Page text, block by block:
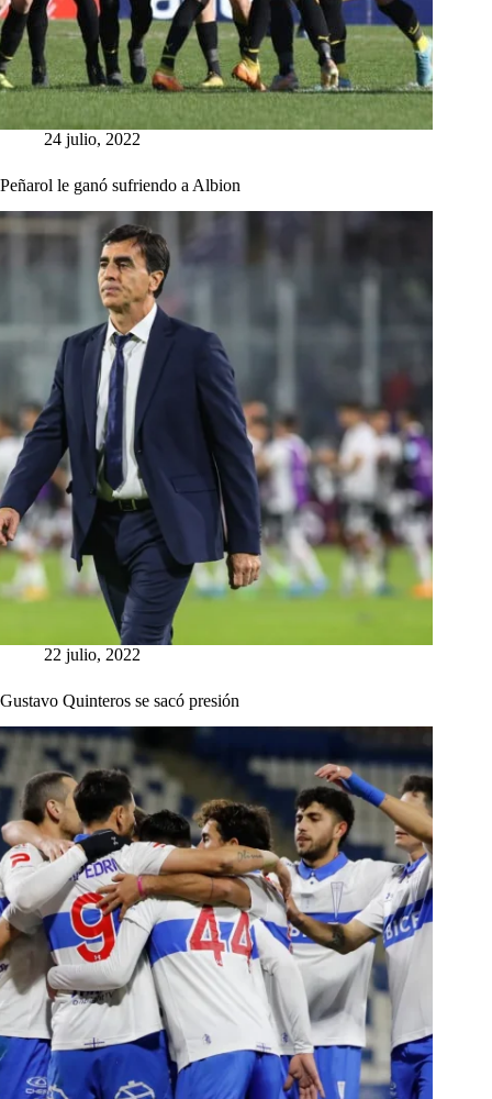
24 julio, 2022
Peñarol le ganó sufriendo a Albion
22 julio, 2022
Gustavo Quinteros se sacó presión